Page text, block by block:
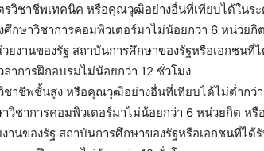
วิชาชีพเทคนิค หรือคุณวุฒิอย่างอื่นที่เทียบได้ในร
ศึกษาวิชาการคอมพิวเตอร์มาไม่น้อยกว่า 6 หน่วย
ยงานของรัฐ สถาบันการศึกษาของรัฐหรือเอกชนที่
ลาการฝึกอบรมไม่น้อยกว่า 12 ชั่วโมง
าชีพชั้นสูง หรือคุณวุฒิอย่างอื่นที่เทียบได้ไม่ต่ำกว่
วิชาการคอมพิวเตอร์มาไม่น้อยกว่า 6 หน่วยกิต ห
านของรัฐ สถาบันการศึกษาของรัฐหรือเอกชนที่ได้